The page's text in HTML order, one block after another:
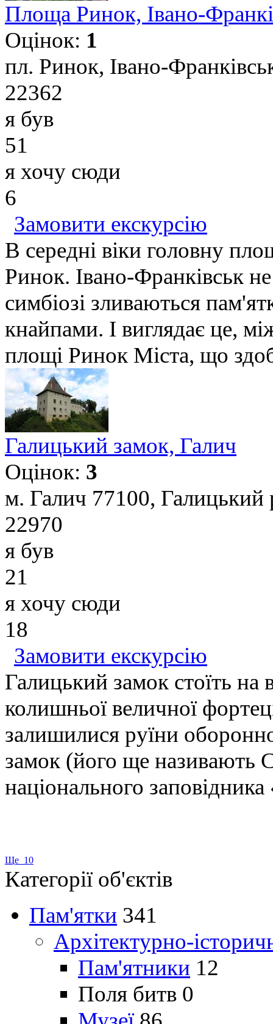
Площа Ринок, Івано-
Оцінок: 1
пл. Ринок, Івано-
22362
я був
51
я хочу сюди
6
Замовити екскурсію
В середні віки головну
Ринок. Івано-Франківськ
симбіозі зливаються
кнайпами. І виглядає це,
площі Ринок Міста, що
Галицький замок, Галич
Оцінок: 3
м. Галич 77100, Галицький
22970
я був
21
я хочу сюди
18
Замовити екскурсію
Галицький замок стоїть
колишньої величної
залишилися руїни
замок (його ще називають
національного
Ще 10
Категорії об'єктів
Пам'ятки 341
Архітектурно-
Пам'ятники 12
Поля битв 0